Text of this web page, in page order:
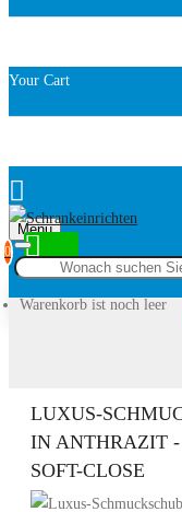
Your Cart
Menu
0
Warenkorb ist noch leer
LUXUS-
IN ANTHRAZIT
SOFT-CLOSE